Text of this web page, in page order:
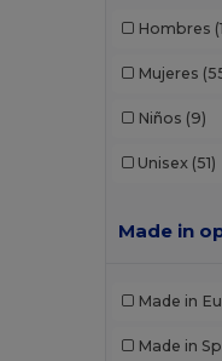
Hombres
Mujeres
Niños (9)
Unisex (51)
Made in
Made in
Made in